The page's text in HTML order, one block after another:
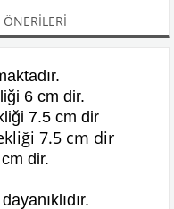
6 cm dir.
7.5 cm dir
7.5 cm dir
dir.